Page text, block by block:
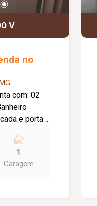
V
no
e porta
O
com
com
1
Garagem